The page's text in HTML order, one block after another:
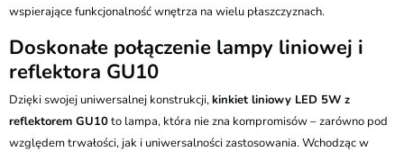
wspierające funkcjonalność wnętrza na wielu płaszczyznach.
Doskonałe połączenie lampy liniowej i
reflektora GU10
Dzięki swojej uniwersalnej konstrukcji,kinkiet liniowy LED 5W z
reflektorem GU10to lampa, która nie zna kompromisów – zarówno pod
względem trwałości, jak i uniwersalności zastosowania. Wchodząc w